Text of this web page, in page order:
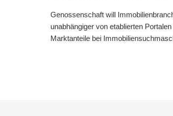
Genossenschaft will
unabhängiger von etablierten
Marktanteile bei